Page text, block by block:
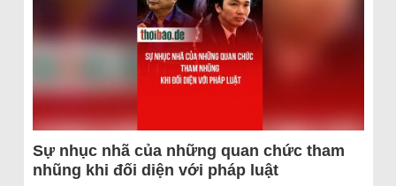
Sự nhục nhã của những quan chức tham
nhũng khi đối diện với pháp luật